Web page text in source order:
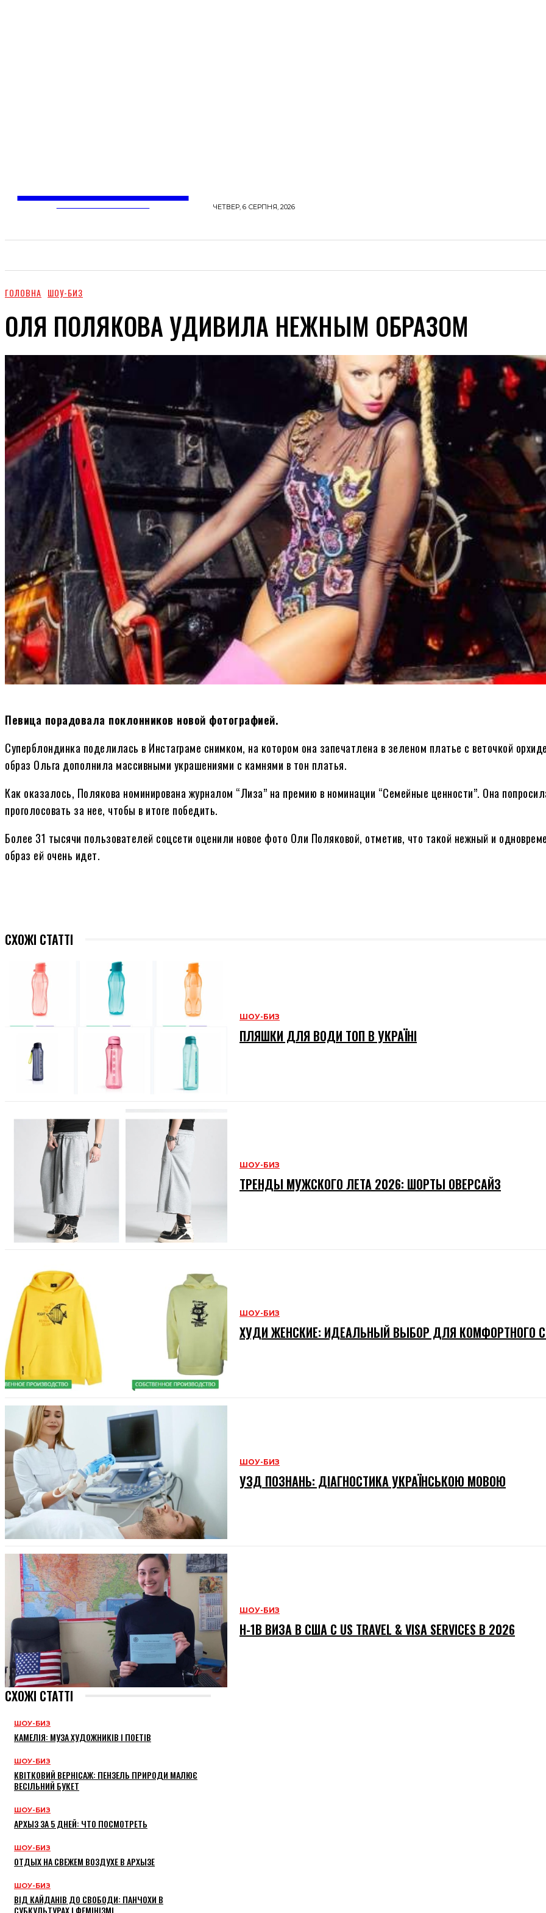
ЧЕТВЕР, 6 СЕРПНЯ, 2026
ГОЛОВНА ШОУ-БИЗ
ОЛЯ ПОЛЯКОВА УДИВИЛА НЕЖНЫМ ОБРАЗОМ
Певица порадовала поклонников новой фотографией.
Суперблондинка поделилась в Инстаграме снимком, на котором она запечатлена в зеленом платье с веточкой
образ Ольга дополнила массивными украшениями с камнями в тон платья.
Как оказалось, Полякова номинирована журналом “Лиза” на премию в номинации “Семейные ценности”. Она
проголосовать за нее, чтобы в итоге победить.
Более 31 тысячи пользователей соцсети оценили новое фото Оли Поляковой, отметив, что такой нежный и
образ ей очень идет.
СХОЖІ СТАТТІ
ШОУ-БИЗ
ПЛЯШКИ ДЛЯ ВОДИ ТОП В УКРАЇНІ
ШОУ-БИЗ
ТРЕНДЫ МУЖСКОГО ЛЕТА 2026: ШОРТЫ ОВЕРСАЙЗ
ШОУ-БИЗ
ХУДИ ЖЕНСКИЕ: ИДЕАЛЬНЫЙ ВЫБОР ДЛЯ КОМФОРТНОГО
ШОУ-БИЗ
УЗД ПОЗНАНЬ: ДІАГНОСТИКА УКРАЇНСЬКОЮ МОВОЮ
ШОУ-БИЗ
H-1B ВИЗА В США С US TRAVEL & VISA SERVICES В 2026
СХОЖІ СТАТТІ
ШОУ-БИЗ
КАМЕЛІЯ: МУЗА ХУДОЖНИКІВ І ПОЕТІВ
ШОУ-БИЗ
КВІТКОВИЙ ВЕРНІСАЖ: ПЕНЗЕЛЬ ПРИРОДИ МАЛЮЄ
ВЕСІЛЬНИЙ БУКЕТ
ШОУ-БИЗ
АРХЫЗ ЗА 5 ДНЕЙ: ЧТО ПОСМОТРЕТЬ
ШОУ-БИЗ
ОТДЫХ НА СВЕЖЕМ ВОЗДУХЕ В АРХЫЗЕ
ШОУ-БИЗ
ВІД КАЙДАНІВ ДО СВОБОДИ: ПАНЧОХИ В
СУБКУЛЬТУРАХ І ФЕМІНІЗМІ